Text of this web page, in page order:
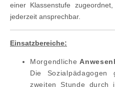
einer Klassenstufe
jederzeit ansprechbar.
Einsatzbereiche:
Morgendliche
Die
zweiten Stunde durch